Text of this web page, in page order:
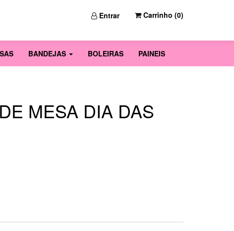
Entrar Carrinho (0)
BANDEJAS BOLEIRAS PAINEIS
MESA DIA DAS